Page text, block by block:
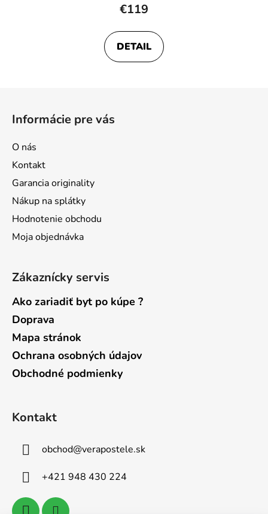
€119
DETAIL
Informácie pre vás
O nás
Kontakt
Garancia originality
Nákup na splátky
Hodnotenie obchodu
Moja objednávka
Zákaznícky servis
Ako zariadiť byt po kúpe ?
Doprava
Mapa stránok
Ochrana osobných údajov
Obchodné podmienky
Kontakt
obchod@verapostele.sk
+421 948 430 224